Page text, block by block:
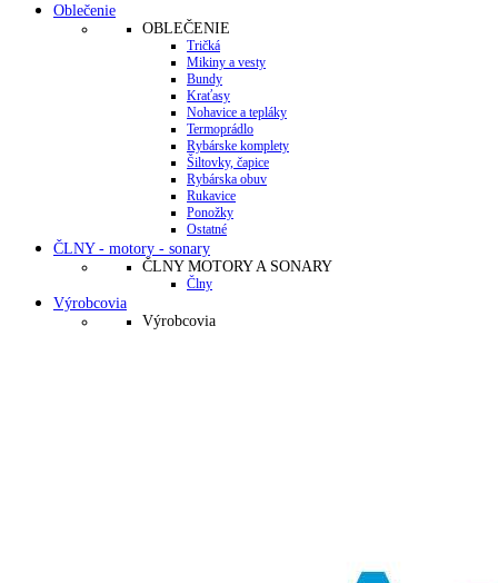
Oblečenie
OBLEČENIE
Tričká
Mikiny a vesty
Bundy
Kraťasy
Nohavice a tepláky
Termoprádlo
Rybárske komplety
Šiltovky, čapice
Rybárska obuv
Rukavice
Ponožky
Ostatné
ČLNY - motory - sonary
ČLNY MOTORY A SONARY
Člny
Výrobcovia
Výrobcovia